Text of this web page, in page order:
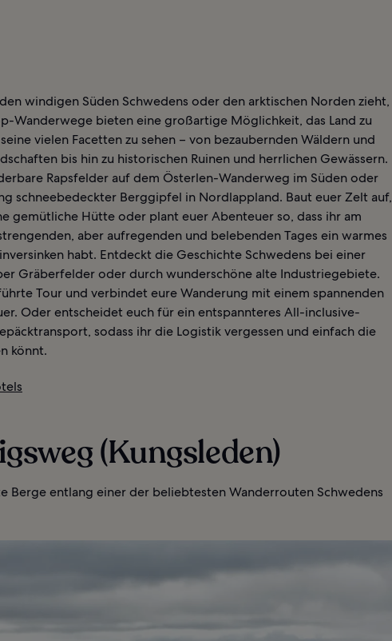
windigen Süden Schwedens oder den arktischen Norden zieht,
Wanderwege bieten eine großartige Möglichkeit, das Land zu
vielen Facetten zu sehen – von bezaubernden Wäldern und
bis hin zu historischen Ruinen und herrlichen Gewässern.
Rapsfelder auf dem Österlen-Wanderweg im Süden oder
schneebedeckter Berggipfel in Nordlappland. Baut euer Zelt auf,
gemütliche Hütte oder plant euer Abenteuer so, dass ihr am
aber aufregenden und belebenden Tages ein warmes
habt. Entdeckt die Geschichte Schwedens bei einer
Gräberfelder oder durch wunderschöne alte Industriegebiete.
Tour und verbindet eure Wanderung mit einem spannenden
Oder entscheidet euch für ein entspannteres All-inclusive-
sodass ihr die Logistik vergessen und einfach die
könnt.
(Kungsleden)
Berge entlang einer der beliebtesten Wanderrouten Schwedens